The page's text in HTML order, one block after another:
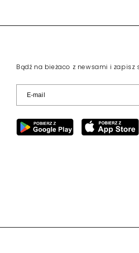
Bądź na bieżaco z newsami i zapisz